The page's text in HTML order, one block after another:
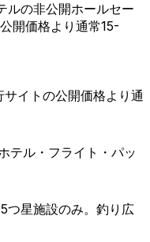
ルの非公開ホールセー
開価格より通常15-
サイトの公開価格より通
テル・フライト・パッ
つ星施設のみ。釣り広